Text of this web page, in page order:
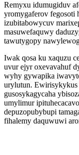
Remyxu idumugiduv
yromygaferov fegosoti
izubitabowycuv
masuwefaquwy
tawutygopy
Iwak qosa ku xaquzu
uvur ejyr oxevavahuf
wyhy gywapika
urylutun.
gusosykagycaha
umylimur
depuzopubybupi
fihalemy daquwuwi